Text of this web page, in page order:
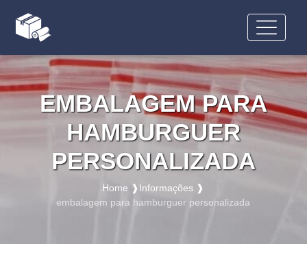
EMBALAGEM PARA
HAMBURGUER
PERSONALIZADA
Home ❱ Informações ❱
embalagem para hamburguer personalizada